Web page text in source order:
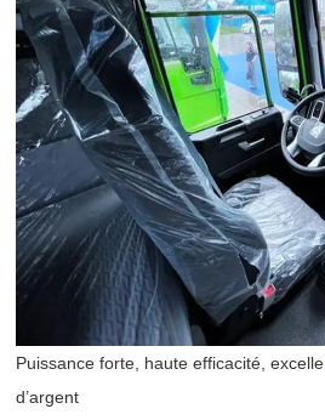
Puissance forte, haute efficacité,
d’argent